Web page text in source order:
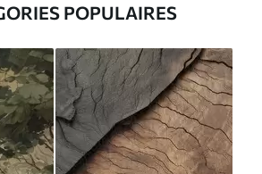
POPULAIRES